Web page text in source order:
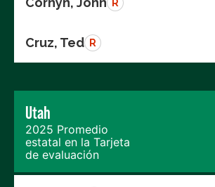
R
Cruz, Ted R
Utah
2025 Promedio
estatal en la Tarjeta
de evaluación